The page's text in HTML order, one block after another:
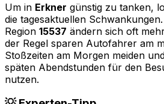
Um in Erkner günstig zu tanken,
die tagesaktuellen
Region 15537 ändern sich oft
der Regel sparen Autofahrer am
Stoßzeiten am Morgen meiden
späten Abendstunden für den
nutzen.